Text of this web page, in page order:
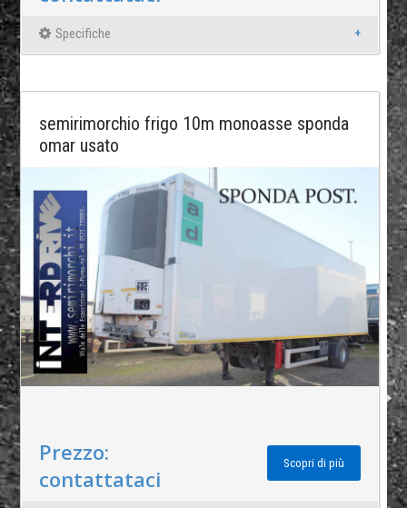
Specifiche
semirimorchio frigo 10m monoasse sponda
omar usato
Prezzo:
contattataci
Scopri di più